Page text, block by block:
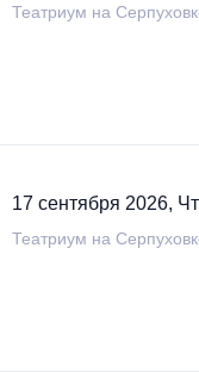
Театриум на
17 сентября 2026, Чт
Театриум на